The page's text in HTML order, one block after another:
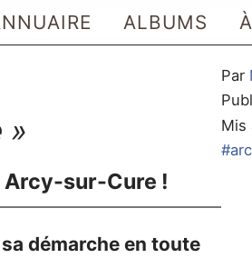
ALBUMS
»
Arcy-sur-Cure !
démarche en toute
Par
Mis